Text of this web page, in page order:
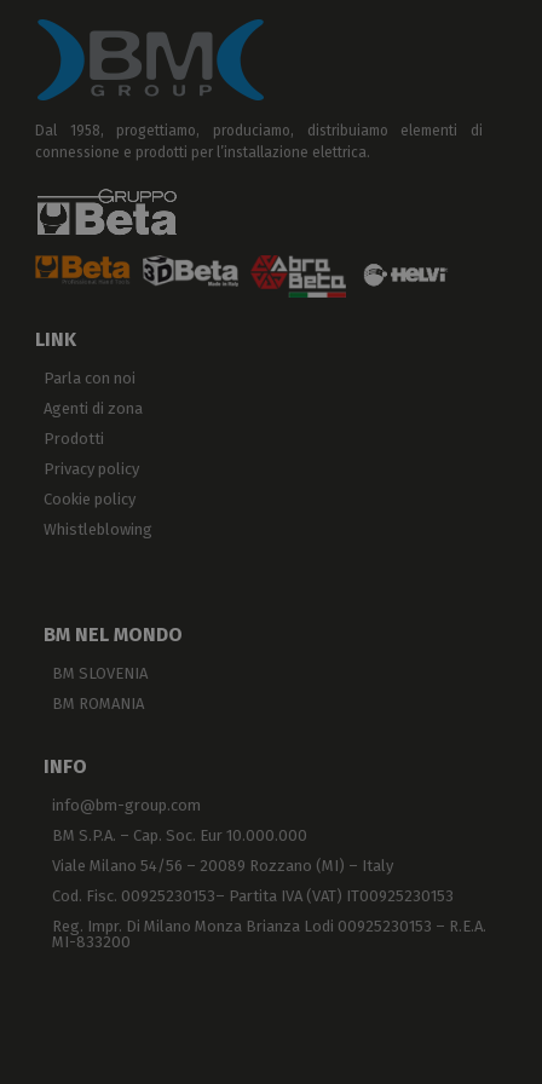
Dal 1958, progettiamo, produciamo, distribuiamo elementi di
connessione e prodotti per l’installazione elettrica.
LINK
Parla con noi
Agenti di zona
Prodotti
Privacy policy
Cookie policy
Whistleblowing
BM NEL MONDO
BM SLOVENIA
BM ROMANIA
INFO
info@bm-group.com
BM S.P.A. – Cap. Soc. Eur 10.000.000
Viale Milano 54/56 – 20089 Rozzano (MI) – Italy
Cod. Fisc. 00925230153– Partita IVA (VAT) IT00925230153
Reg. Impr. Di Milano Monza Brianza Lodi 00925230153 – R.E.A.
MI-833200